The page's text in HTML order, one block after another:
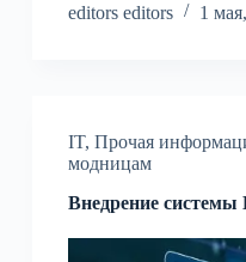
editors editors 1
IT, Прочая
модницам
Внедрение системы